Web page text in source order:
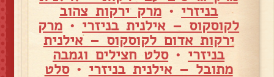
בניזרי • מרק ירקות צהוב
לקוסקוס – אילנית בניזרי • מרק
ירקות אדום לקוסקוס – אילנית
בניזרי •סלט חצילים וגמבה
מתובל – אילנית בניזרי •סלט